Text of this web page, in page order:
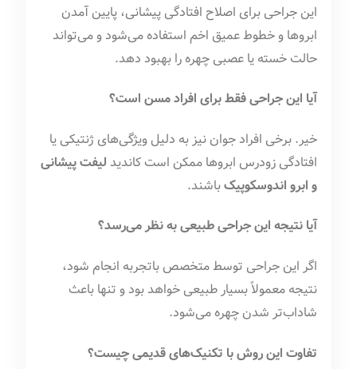
این جراحی برای اصلاح افتادگی پیشانی، پایین آمدن
ابروها و خطوط عمیق اخم استفاده می‌شود و می‌تواند
حالت خسته یا عصبی چهره را بهبود دهد.
آیا این جراحی فقط برای افراد مسن است؟
خیر. برخی افراد جوان نیز به دلیل ویژگی‌های ژنتیکی یا
افتادگی زودرس ابروها ممکن است کاندید لیفت پیشانی
و ابرو اندوسکوپیکباشند.
آیا نتیجه این جراحی طبیعی به نظر می‌رسد؟
اگر این جراحی توسط متخصص باتجربه انجام شود،
نتیجه معمولاً بسیار طبیعی خواهد بود و تنها باعث
شاداب‌تر شدن چهره می‌شود.
تفاوت این روش با تکنیک‌های قدیمی چیست؟